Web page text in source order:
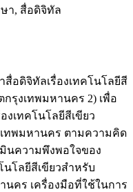
ษา, สื่อดิจิทัล
อดิจิทัลเรื่องเทคโนโลยีสี
กรุงเทพมหานคร 2) เพื่อ
งเทคโนโลยีสีเขียว
เทพมหานคร ตามความคิด
มินความพึงพอใจของ
นโลยีสีเขียวสำหรับ
นคร เครื่องมือที่ใช้ในการ